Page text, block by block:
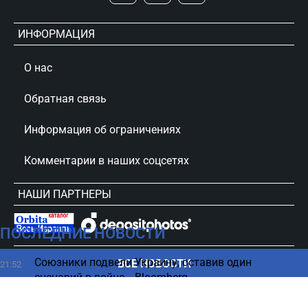
ПОСЛЕДНИЕ НОВОСТИ
21:52
Союзники подвели Украину, оставив один
сценарий в войне, - Bloomberg
ВСЕ НОВОСТИ
ИНФОРМАЦИЯ
О нас
Обратная связь
Информация об ограничениях
Комментарии в наших соцсетях
НАШИ ПАРТНЕРЫ
сursorinfo.co.il © Все права защищены